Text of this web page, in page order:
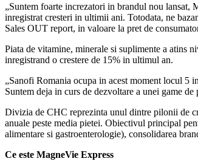
„Suntem foarte increzatori in brandul nou lansat,
inregistrat cresteri in ultimii ani. Totodata, ne
Sales OUT report, in valoare la pret de
Piata de vitamine, minerale si suplimente a atins
inregistrand o crestere de 15% in ultimul an.
„Sanofi Romania ocupa in acest moment locul 5
Suntem deja in curs de dezvoltare a unei game
Divizia de CHC reprezinta unul dintre pilonii de
anuale peste media pietei. Obiectivul principal
alimentare si gastroenterologie), consolidarea
Ce este MagneVie Express